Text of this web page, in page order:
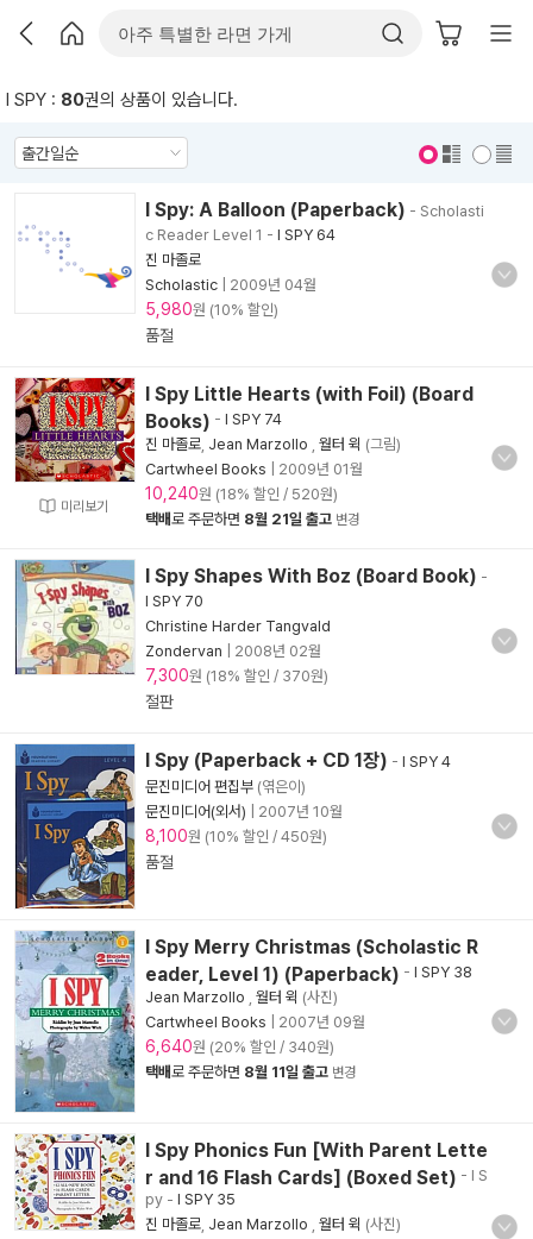
I SPY : 80권의 상품이 있습니다.
I Spy: A Balloon (Paperback) - Scholasti
c Reader Level 1 - I SPY 64
진 마졸로
Scholastic
2009년 04월
5,980원 (10% 할인)
품절
미리보기
I Spy Little Hearts (with Foil) (Board
Books) - I SPY 74
진 마졸로 Jean Marzollo 월터 윅 (그림)
Cartwheel Books
2009년 01월
10,240원 (18% 할인 / 520원)
택배로 주문하면 8월 21일 출고 변경
I Spy Shapes With Boz (Board Book) -
I SPY 70
Christine Harder Tangvald
Zondervan
2008년 02월
7,300원 (18% 할인 / 370원)
절판
I Spy (Paperback + CD 1장) - I SPY 4
문진미디어 편집부 (엮은이)
문진미디어(외서)
2007년 10월
8,100원 (10% 할인 / 450원)
품절
I Spy Merry Christmas (Scholastic R
eader, Level 1) (Paperback) - I SPY 38
Jean Marzollo
월터 윅 (사진)
Cartwheel Books
2007년 09월
6,640원 (20% 할인 / 340원)
택배로 주문하면 8월 11일 출고 변경
I Spy Phonics Fun [With Parent Lette
r and 16 Flash Cards] (Boxed Set) - I S
py - I SPY 35
진 마졸로 Jean Marzollo 월터 윅 (사진)